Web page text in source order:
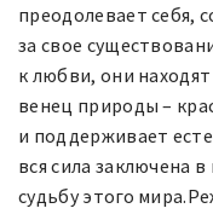
преодолевает себя,
за свое
к любви, они
венец природы –
и поддерживает
вся сила заключена
судьбу этого